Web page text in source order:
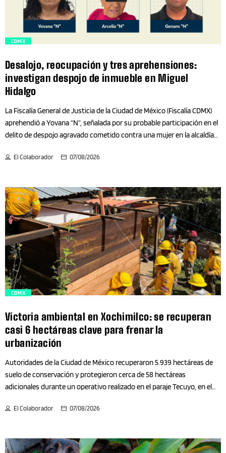
Camiones
Campeche
Cantabria
Cataluña
CDMX
Chihuahua
Ciberseguridad
Ciclismo
Ciencia
Ciencia General
Ciencia y Tecnología
Coahuila de Zaragoza
llegaron las personas ya habían abandonado […]
CDMX
Desalojo, reocupación y tres aprehensiones:
investigan despojo de inmueble en Miguel
Hidalgo
La Fiscalía General de Justicia de la Ciudad de México (Fiscalía CDMX)
aprehendió a Yovana “N”, señalada por su probable participación en el
delito de despojo agravado cometido contra una mujer en la alcaldía
aprehendidas entre el 21 de julio y el 5 de agosto por los mismos
un juicio civil reconoció el pleno dominio de la víctima sobre el
inmueble y ordenó su desocupación y entrega. En cumplimiento de
esa resolución, el 15 de noviembre de 2018 se realizó el desalojo de los
ocupantes y la entrega material y jurídica del predio. Sin embargo,
poco más de un mes después, el 20 de diciembre, la víctima acudió
nuevamente al inmueble y encontró rotos los […]
El Colaborador 07/08/2026
trending_flat
CDMX
Victoria ambiental en Xochimilco: se recuperan
casi 6 hectáreas clave para frenar la
urbanización
Autoridades de la Ciudad de México recuperaron 5.939 hectáreas de
suelo de conservación y protegieron cerca de 58 hectáreas
adicionales durante un operativo realizado en el paraje Tecuyo, en el
encabezada por la Secretaría del Medio Ambiente de la Ciudad de
la estrategia para proteger el suelo de conservación y prevenir la
El Colaborador 07/08/2026